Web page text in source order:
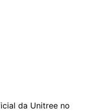
da Unitree no